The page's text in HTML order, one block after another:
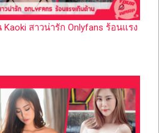
สาวน่ารัก Onlyfans ร้อนแรง